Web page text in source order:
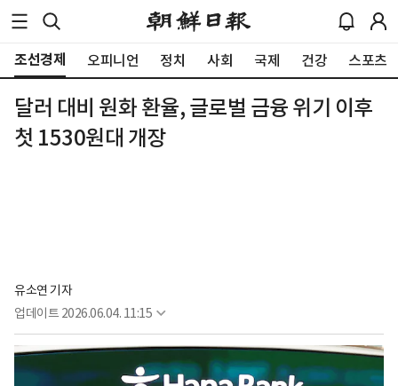
조선경제 오피니언 정치 사회 국제 건강 스포츠
달러 대비 원화 환율, 글로벌 금융 위기 이후
첫 1530원대 개장
유소연 기자
업데이트 2026.06.04. 11:15